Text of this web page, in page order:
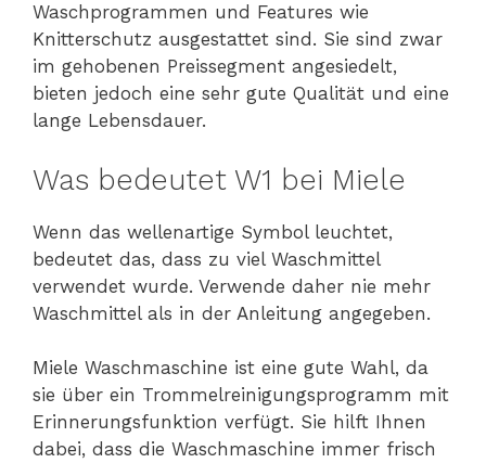
Waschprogrammen und Features wie
Knitterschutz ausgestattet sind. Sie sind zwar
im gehobenen Preissegment angesiedelt,
bieten jedoch eine sehr gute Qualität und eine
lange Lebensdauer.
Was bedeutet W1 bei Miele
Wenn das wellenartige Symbol leuchtet,
bedeutet das, dass zu viel Waschmittel
verwendet wurde. Verwende daher nie mehr
Waschmittel als in der Anleitung angegeben.
Miele Waschmaschine ist eine gute Wahl, da
sie über ein Trommelreinigungsprogramm mit
Erinnerungsfunktion verfügt. Sie hilft Ihnen
dabei, dass die Waschmaschine immer frisch